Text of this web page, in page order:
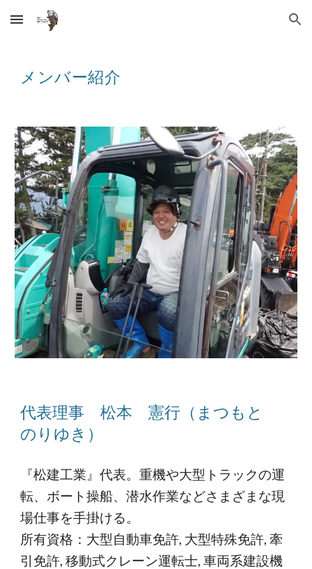
Skip to main content Skip to navigation
メンバー紹介
代表理事松本 憲行（まつもと
のりゆき）
『松建工業』代表。重機や大型トラックの運
転、 ボート操船、潜水作業などさまざまな現
場仕事を手掛ける。
所有資格：大型自動車免許, 大型特殊免許, 牽
引免許, 移動式クレーン運転士, 車両系建設機